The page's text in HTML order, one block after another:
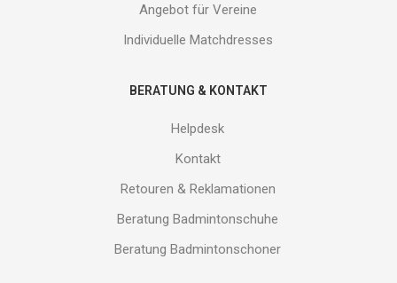
Angebot für Vereine
Individuelle Matchdresses
BERATUNG & KONTAKT
Helpdesk
Kontakt
Retouren & Reklamationen
Beratung Badmintonschuhe
Beratung Badmintonschoner